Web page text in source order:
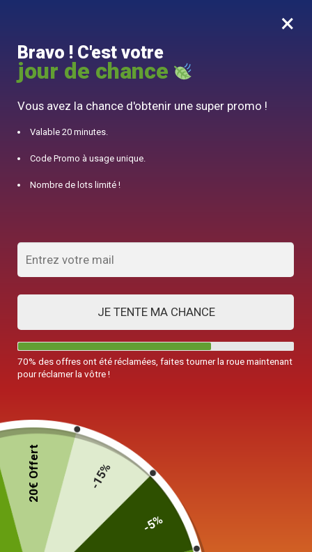
0
10% offert pour 50€ d’achats avec le code DJINN10
Théière en Fonte Bordeaux
×
Bravo ! C'est votre
jour de chance
Vous avez la chance d'obtenir une super promo !
Valable 20 minutes.
Code Promo à usage unique.
Nombre de lots limité !
JE TENTE MA CHANCE
70% des offres ont été réclamées, faites tourner la roue maintenant
pour réclamer la vôtre !
20€ Offert -15%
-5%